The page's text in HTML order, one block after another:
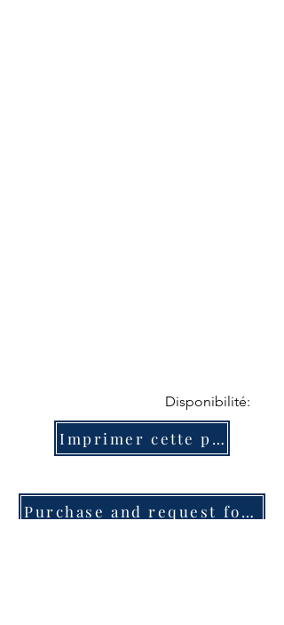
Disponibilité:
Imprimer cette page
Purchase and request for information